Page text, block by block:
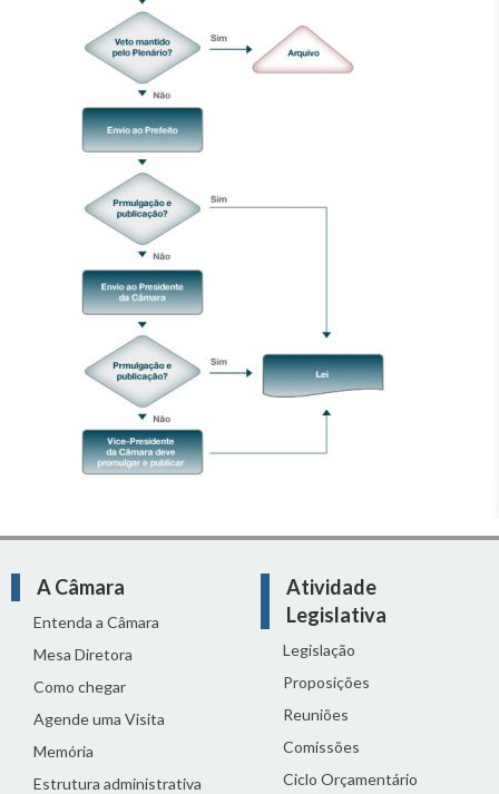
A Câmara
Entenda a Câmara
Mesa Diretora
Como chegar
Agende uma Visita
Memória
Estrutura administrativa
Atividade
Legislativa
Legislação
Proposições
Reuniões
Comissões
Ciclo Orçamentário